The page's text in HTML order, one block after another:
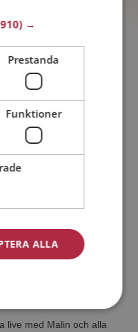
år
har ett fotoalbum på
fotoalbum med
på siten.
i Skåne län
- 42 år
i Skåne län
live med Malin och alla
→
Prestanda
Funktioner
ALLA